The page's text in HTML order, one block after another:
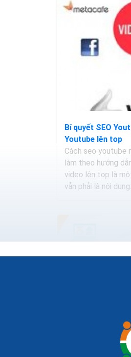
Bí quyết SEO
Youtube lên top
Cách seo youtube
làm theo hướng
video lên top là
vẫn phải là nội
Dịch vụ seo là